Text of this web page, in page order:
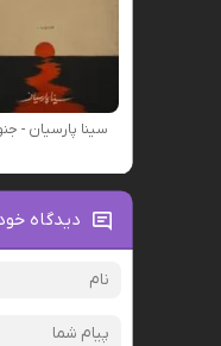
سینا پارسیان -
دیدگاه